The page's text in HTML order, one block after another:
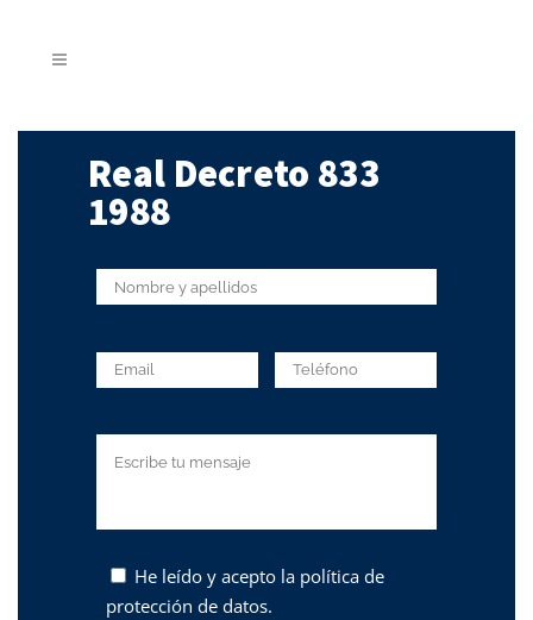
Real Decreto 833
1988
He leído y acepto la política de
protección de datos.